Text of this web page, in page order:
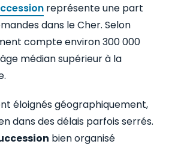
représente une part
dans le Cher. Selon
compte environ 300 000
médian supérieur à la
éloignés géographiquement,
dans des délais parfois serrés.
bien organisé